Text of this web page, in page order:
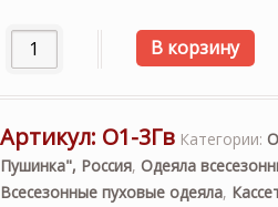
Количество товара «Глория»
В корзину
Артикул: О1-3Гв Категории:
Пушинка", Россия, Одеяла
Всесезонные пуховые одеяла,